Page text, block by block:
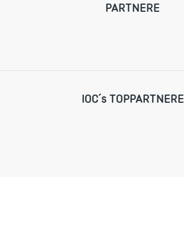
PARTNERE
IOC´s TOPPARTNERE